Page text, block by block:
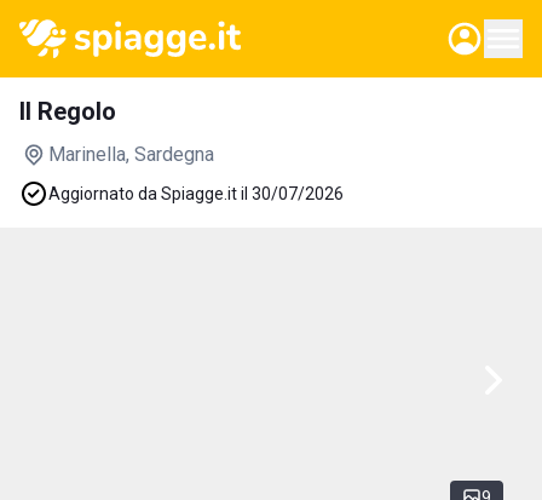
Il Regolo
Marinella, Sardegna
Aggiornato da Spiagge.it il 30/07/2026